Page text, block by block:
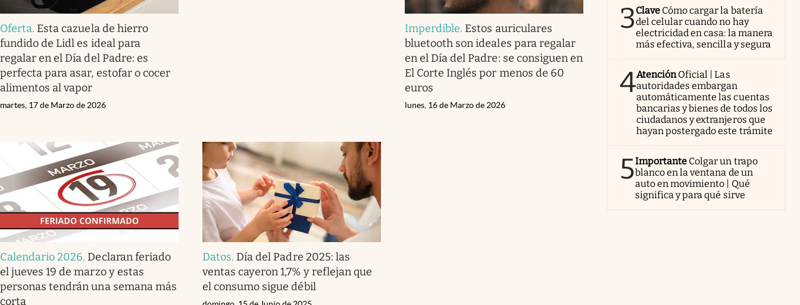
Oferta. Esta cazuela de hierro
fundido de Lidl es ideal para
regalar en el Día del Padre: es
perfecta para asar, estofar o cocer
alimentos al vapor
martes, 17 de Marzo de 2026
Imperdible. Estos auriculares
bluetooth son ideales para regalar
en el Día del Padre: se consiguen en
El Corte Inglés por menos de 60
euros
lunes, 16 de Marzo de 2026
Calendario 2026. Declaran feriado
el jueves 19 de marzo y estas
personas tendrán una semana más
corta
Datos. Día del Padre 2025: las
ventas cayeron 1,7% y reflejan que
el consumo sigue débil
3Clave Cómo cargar la batería
del celular cuando no hay
electricidad en casa: la manera
más efectiva, sencilla y segura
4AtenciónOficial | Las
autoridades embargan
automáticamente las cuentas
bancarias y bienes de todos los
ciudadanos y extranjeros que
hayan postergado este trámite
5Importante Colgar un trapo
blanco en la ventana de un
auto en movimiento | Qué
significa y para qué sirve